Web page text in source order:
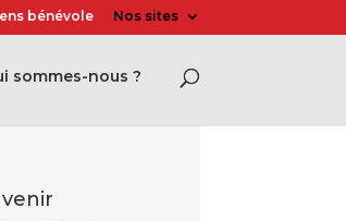
bénévole Nos sites
sommes-nous ?
venir